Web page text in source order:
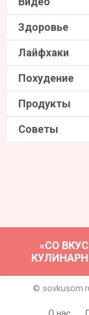
Здоровье
Лайфхаки
Похудение
Продукты
Советы
«СО
©